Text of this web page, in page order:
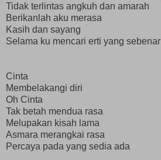
Tidak terlintas angkuh dan amarah
Berikanlah aku merasa
Kasih dan sayang
Selama ku mencari erti yang sebenar
Cinta
Membelakangi diri
Oh Cinta
Tak betah mendua rasa
Melupakan kisah lama
Asmara merangkai rasa
Percaya pada yang sedia ada